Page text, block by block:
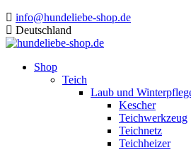
info@hundeliebe-shop.de
Deutschland
Shop
Teich
Laub und
Kescher
Teichwerkzeug
Teichnetz
Teichheizer